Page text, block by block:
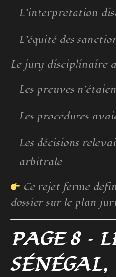
L’interprétation
L’équité des
Le jury disciplinaire a
Les preuves
Les procédures
Les décisions
arbitrale
Ce rejet ferme
dossier sur le plan
PAGE 8 –
SÉNÉGAL,